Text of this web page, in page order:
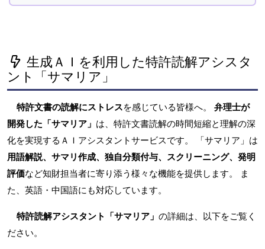
生成ＡＩを利用した特許読解アシスタ
ント「サマリア」
特許文書の読解にストレスを感じている皆様へ。 弁理士が
開発した「サマリア」 は、特許文書読解の時間短縮と理解の深
化を実現するＡＩアシスタントサービスです。 「サマリア」は
用語解説、サマリ作成、独自分類付与、スクリーニング、発明
評価など知財担当者に寄り添う様々な機能を提供します。 ま
た、英語・中国語にも対応しています。
特許読解アシスタント「サマリア」 の詳細は、以下をご覧く
ださい。